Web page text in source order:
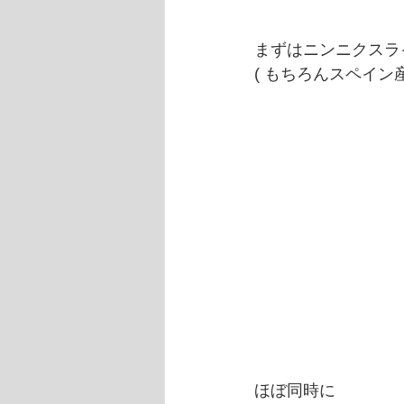
まずはニンニクスラ
( もちろんスペイン
ほぼ同時に